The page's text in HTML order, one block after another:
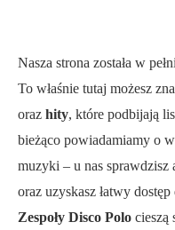
Nasza strona została w
To właśnie tutaj możesz
oraz hity, które podbijają
bieżąco powiadamiamy o
muzyki – u nas
oraz uzyskasz łatwy
Zespoły Disco Polo cieszą